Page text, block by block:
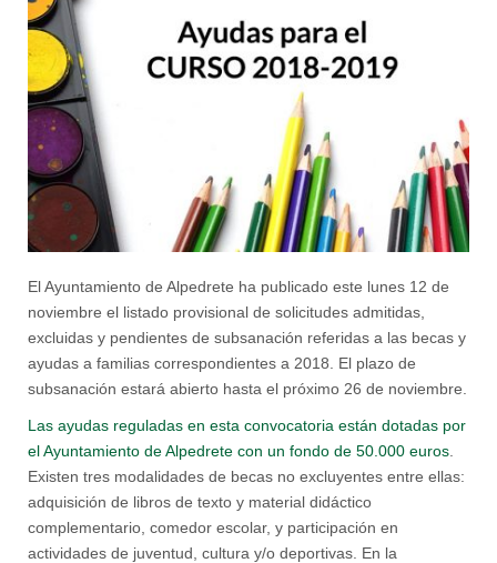
El Ayuntamiento de Alpedrete ha publicado este lunes 12 de
noviembre el listado provisional de solicitudes admitidas,
excluidas y pendientes de subsanación referidas a las becas y
ayudas a familias correspondientes a 2018. El plazo de
subsanación estará abierto hasta el próximo 26 de noviembre.
Las ayudas reguladas en esta convocatoria están dotadas por
el Ayuntamiento de Alpedrete con un fondo de 50.000 euros
Existen tres modalidades de becas no excluyentes entre ellas:
adquisición de libros de texto y material didáctico
complementario, comedor escolar, y participación en
actividades de juventud, cultura y/o deportivas. En la